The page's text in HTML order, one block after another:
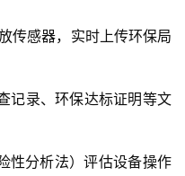
传感器，实时上传环保局
记录、环保达标证明等文
性分析法）评估设备操作